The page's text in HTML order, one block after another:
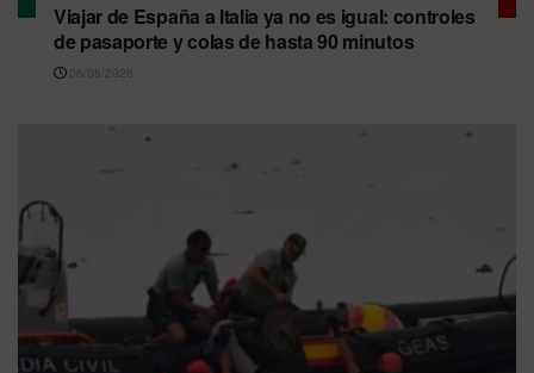
Viajar de España a Italia ya no es igual: controles
de pasaporte y colas de hasta 90 minutos
06/08/2026